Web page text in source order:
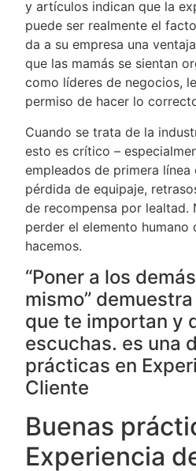
y artículos indican que la
puede ser realmente el
da a su empresa una
que las mamás se sientan
como líderes de negocios,
permiso de hacer lo
Cuando se trata de la
esto es crítico –
empleados de primera
pérdida de equipaje,
de recompensa por lealtad.
perder el elemento humano
hacemos.
“Poner a los
mismo”
que te importan y
escuchas. es una
prácticas en
Cliente
Buenas
Experiencia